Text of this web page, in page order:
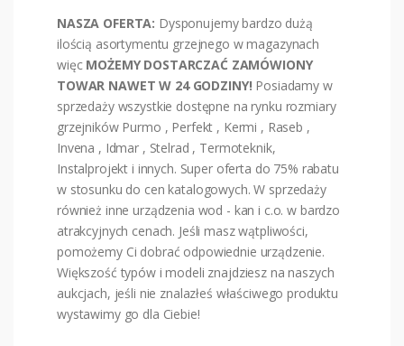
NASZA OFERTA: Dysponujemy bardzo dużą
ilością asortymentu grzejnego w magazynach
więc MOŻEMY DOSTARCZAĆ ZAMÓWIONY
TOWAR NAWET W 24 GODZINY! Posiadamy w
sprzedaży wszystkie dostępne na rynku rozmiary
grzejników Purmo , Perfekt , Kermi , Raseb ,
Invena , Idmar , Stelrad , Termoteknik,
Instalprojekt i innych. Super oferta do 75% rabatu
w stosunku do cen katalogowych. W sprzedaży
również inne urządzenia wod - kan i c.o. w bardzo
atrakcyjnych cenach. Jeśli masz wątpliwości,
pomożemy Ci dobrać odpowiednie urządzenie.
Większość typów i modeli znajdziesz na naszych
aukcjach, jeśli nie znalazłeś właściwego produktu
wystawimy go dla Ciebie!